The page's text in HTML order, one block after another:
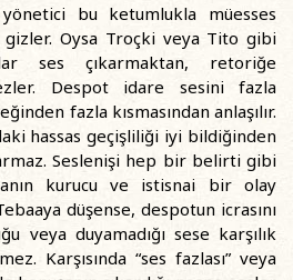
bu ketumlukla müesses
gizler. Oysa Troçki veya Tito gibi
ses çıkarmaktan, retoriğe
Despot idare sesini fazla
fazla kısmasından anlaşılır.
hassas geçişliliği iyi bildiğinden
Seslenişi hep bir belirti gibi
kurucu ve istisnai bir olay
düşense, despotun icrasını
veya duyamadığı sese karşılık
Karşısında “ses fazlası” veya